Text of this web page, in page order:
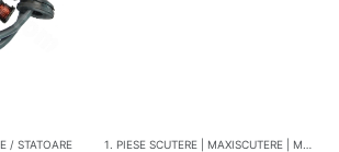
/ STATOARE